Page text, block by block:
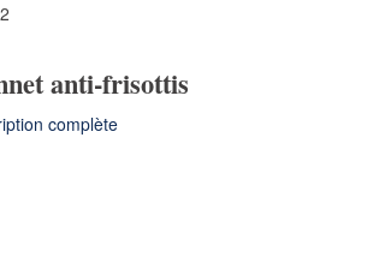
anti-frisottis
complète